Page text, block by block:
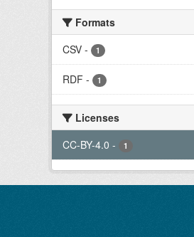
Formats
CSV - 1
RDF - 1
Licenses
CC-BY-4.0 - 1